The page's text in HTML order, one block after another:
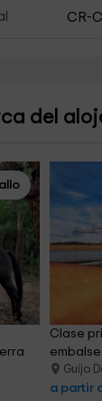
CR-
del
Clase
Guijo
a partir